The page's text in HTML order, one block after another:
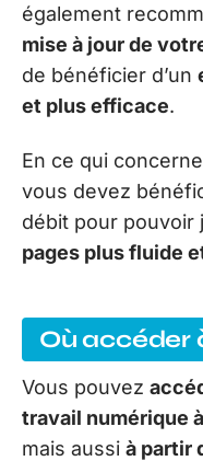
également
mise à jour de
de bénéficier d’un
et plus efficace.
En ce qui
vous devez
débit pour pouvoir
pages plus fluide
Où accéder
Vous pouvez
travail numérique
mais aussi à partir